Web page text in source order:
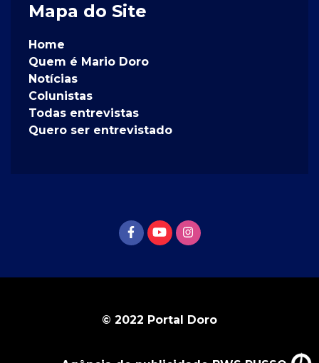
Mapa do Site
Home
Quem é Mario Doro
Notícias
Colunistas
Todas entrevistas
Quero ser entrevistado
© 2022 Portal Doro